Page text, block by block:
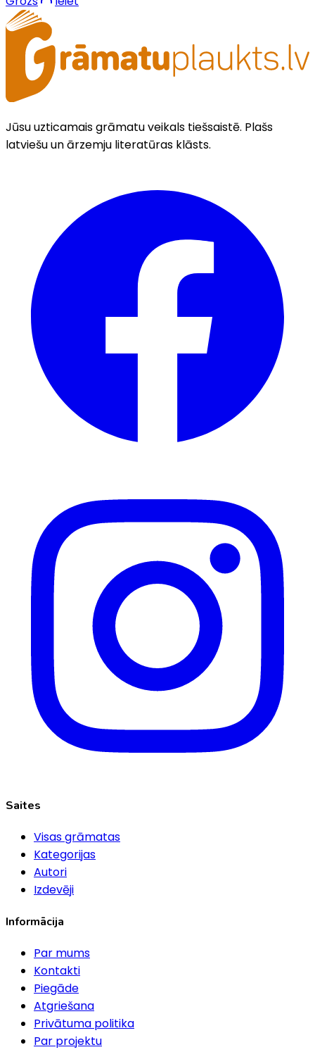
Jūsu uzticamais grāmatu veikals tiešsaistē. Plašs
latviešu un ārzemju literatūras klāsts.
Saites
Visas grāmatas
Kategorijas
Autori
Izdevēji
Informācija
Par mums
Kontakti
Piegāde
Atgriešana
Privātuma politika
Par projektu